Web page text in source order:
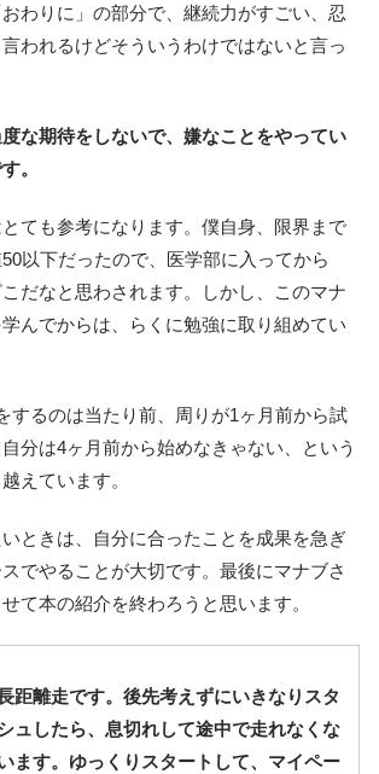
わりに」の部分で、継続力がすごい、忍
われるけどそういうわけではないと言っ
な期待をしないで、嫌なことをやってい
。
ても参考になります。僕自身、限界まで
以下だったので、医学部に入ってから
だなと思わされます。しかし、このマナ
んでからは、らくに勉強に取り組めてい
するのは当たり前、周りが1ヶ月前から試
分は4ヶ月前から始めなきゃない、という
えています。
ときは、自分に合ったことを成果を急ぎ
でやることが大切です。最後にマナブさ
て本の紹介を終わろうと思います。
距離走です。後先考えずにいきなりスタ
ュしたら、息切れして途中で走れなくな
ます。ゆっくりスタートして、マイペー